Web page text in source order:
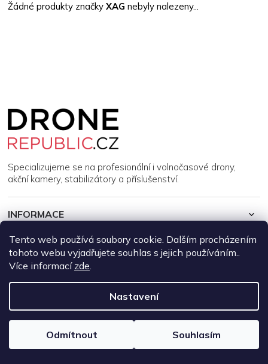
Tento web používá soubory cookie. Dalším procházením
tohoto webu vyjadřujete souhlas s jejich používáním..
Více informací zde.
Nastavení
Odmítnout Souhlasím
Žádné produkty značky XAG nebyly nalezeny...
Specializujeme se na profesionální i volnočasové drony,
akční kamery, stabilizátory a příslušenství.
INFORMACE
MŮJ ÚČET
Copyright 2026DroneRepublic.cz. Všechna práva vyhrazena.
Upravit nastavení cookies